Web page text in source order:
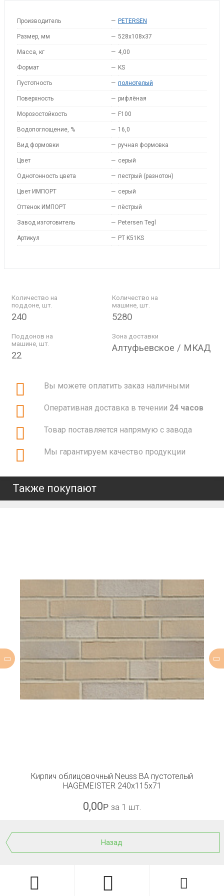
Производитель — PETERSEN
Размер, мм — 528x108x37
Масса, кг — 4,00
Формат — KS
Пустотность — полнотелый
Поверхность — рифлёная
Морозостойкость — F100
Водопоглощение, % — 16,0
Вид формовки — ручная формовка
Цвет — серый
Однотонность цвета — пестрый (разнотон)
Цвет ИМПОРТ — серый
Оттенок ИМПОРТ — пёстрый
Завод изготовитель — Petersen Tegl
Артикул — PT K51KS
Количество на
поддоне, шт.
240
Количество на
машине, шт.
5280
Поддонов на
машине, шт.
22
Зона доставки
Алтуфьевское / МКАД
Вы можете оплатить заказ наличными
Оперативная доставка в течении 24 часов
Товар поставляется напрямую с завода
Мы гарантируем качество продукции
Также покупают
Кирпич облицовочный Neuss BA пустотелый
HAGEMEISTER 240x115x71
0,00Р за 1 шт.
Назад